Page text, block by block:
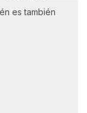
es también